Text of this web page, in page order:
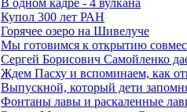
В одном кадре - 4 вулкана
Купол 300 лет РАН
Горячее озеро на Шивелуче
Мы готовимся к открытию
Сергей Борисович Самойленко
Ждем Пасху и вспоминаем, как
Выпускной, который дети
Фонтаны лавы и раскаленные